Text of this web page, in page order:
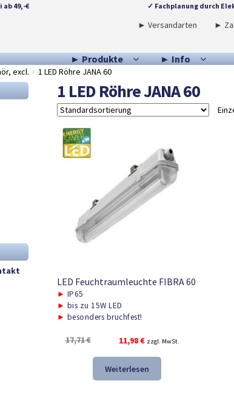
49,-€ ✓ Fachplanung durch
► Versandarten ►
► Produkte ► Info
excl. 1 LED Röhre JANA 60
1 LED Röhre JANA 60
LED Feuchtraumleuchte FIBRA 60
► IP65
► bis zu 15W LED
► besonders bruchfest!
17,71€
Ursprünglicher
war:
17,71 €
11,98€Aktueller
ist:
11,98 €.
zzgl. MwSt.
Weiterlesen